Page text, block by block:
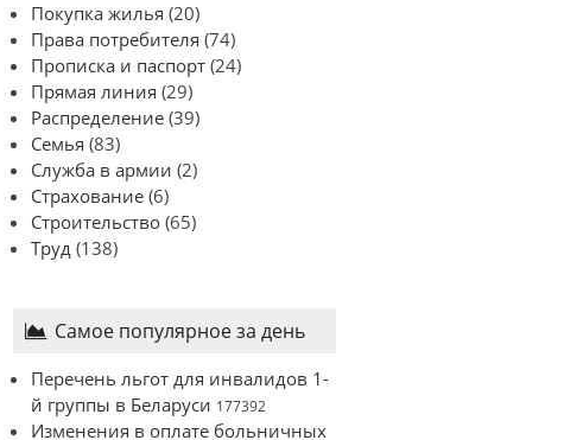
Покупка жилья (20)
Права потребителя (74)
Прописка и паспорт (24)
Прямая линия (29)
Распределение (39)
Семья (83)
Служба в армии (2)
Страхование (6)
Строительство (65)
Труд (138)
Самое популярное за день
Перечень льгот для инвалидов 1-
й группы в Беларуси 177392
Изменения в оплате больничных